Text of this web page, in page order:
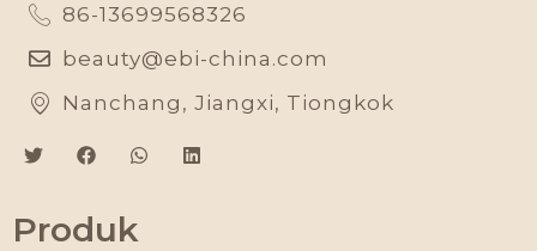
86-13699568326
beauty@ebi-china.com
Nanchang, Jiangxi, Tiongkok
Produk